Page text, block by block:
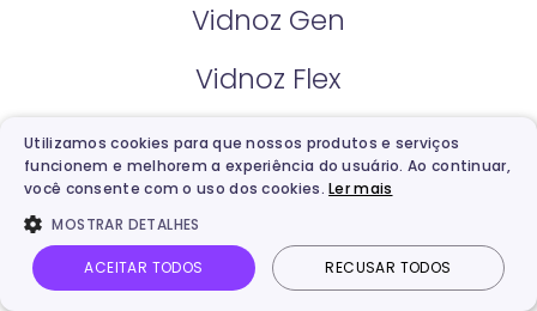
Vidnoz Gen
Vidnoz Flex
Vidnoz AI Voice
Vidnoz Tradutor de Vídeo
Preço
Utilizamos cookies para que nossos produtos e serviços
funcionem e melhorem a experiência do usuário. Ao continuar,
você consente com o uso dos cookies.Ler mais
MOSTRAR DETALHES
ACEITAR TODOS RECUSAR TODOS